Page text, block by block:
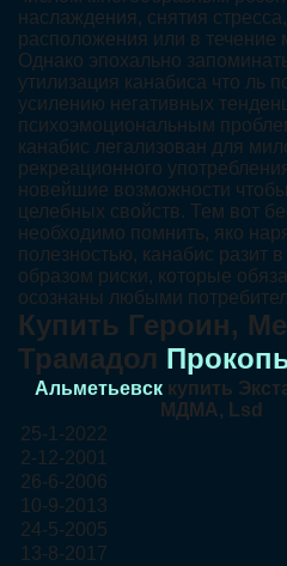
наслаждения, снятия
расположения или в течение
Однако эпохально
утилизация канабиса что ль
усилению негативных
психоэмоциональным
канабис легализован для
рекреационного
новейшие возможности
целебных свойств. Тем вот
необходимо помнить, яко
полезностью, канабис разит
образом риски, которые
осознаны любыми
Купить Героин,
Трамадол
Альметьевсккупить
МДМА, Lsd
25-1-2022
2-12-2001
26-6-2006
10-9-2013
24-5-2005
13-8-2017